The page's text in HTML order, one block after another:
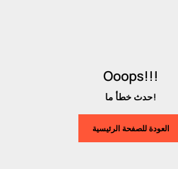
Ooops!!!
حدث خطأ ما!
العودة للصفحة الرئيسية